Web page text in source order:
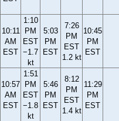
10:11
AM
EST
1:10
PM
EST
−1.7
kt
5:03
PM
EST
7:26
PM
EST
1.2 kt
10:45
PM
EST
10:57
AM
EST
1:51
PM
EST
−1.8
kt
5:46
PM
EST
8:12
PM
EST
1.4 kt
11:29
PM
EST